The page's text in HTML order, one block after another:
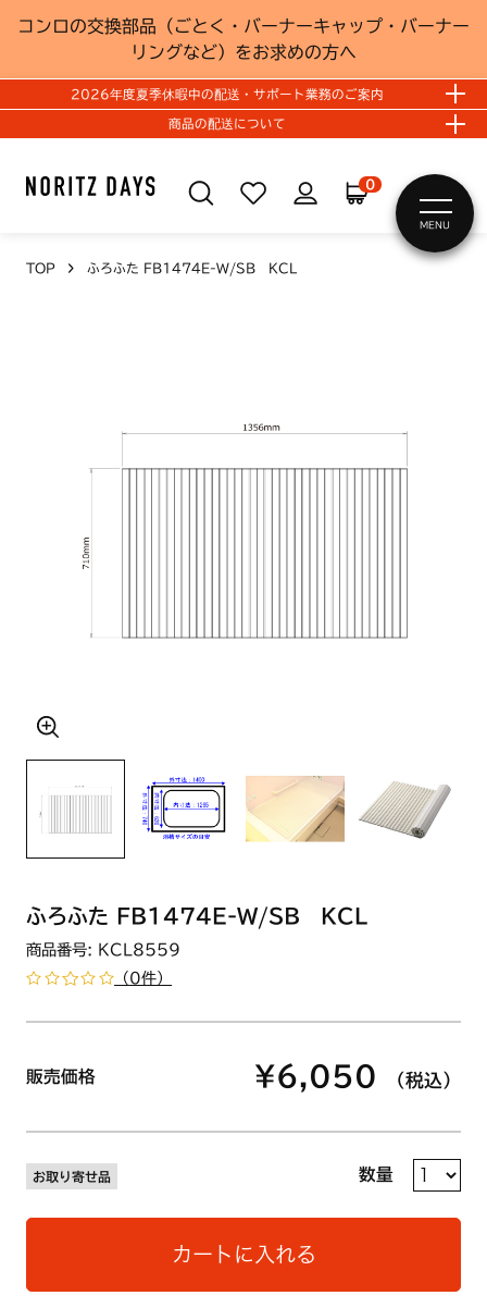
コンロの交換部品（ごとく・バーナーキャップ・バーナー
リングなど）をお求めの方へ
2026年度夏季休暇中の配送・サポート業務のご案内
商品の配送について
0
MENU
TOP ふろふた FB1474E-W/SB KCL
ふろふた FB1474E-W/SB KCL
商品番号: KCL8559
（0件）
販売価格 ¥6,050 （税込）
お取り寄せ品 数量
カートに入れる